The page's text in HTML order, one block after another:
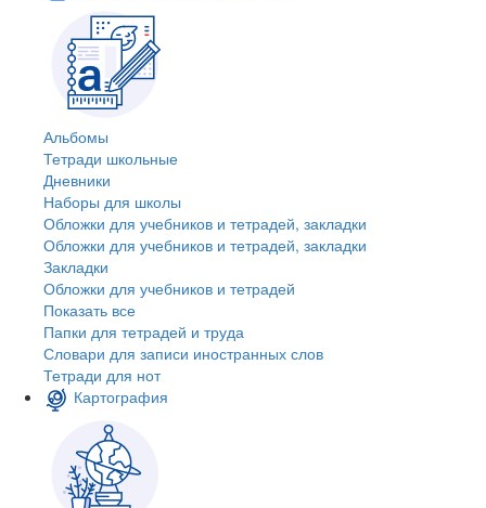
Альбомы
Тетради школьные
Дневники
Наборы для школы
Обложки для учебников и тетрадей, закладки
Обложки для учебников и тетрадей, закладки
Закладки
Обложки для учебников и тетрадей
Показать все
Папки для тетрадей и труда
Словари для записи иностранных слов
Тетради для нот
Картография